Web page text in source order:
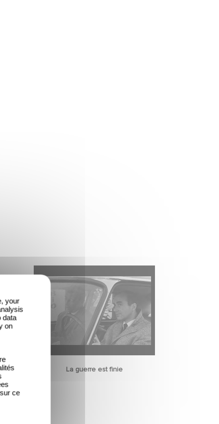
La guerre est finie
your
data
on
ce